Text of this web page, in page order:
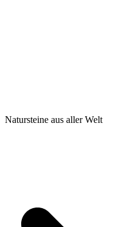
Natursteine aus aller Welt